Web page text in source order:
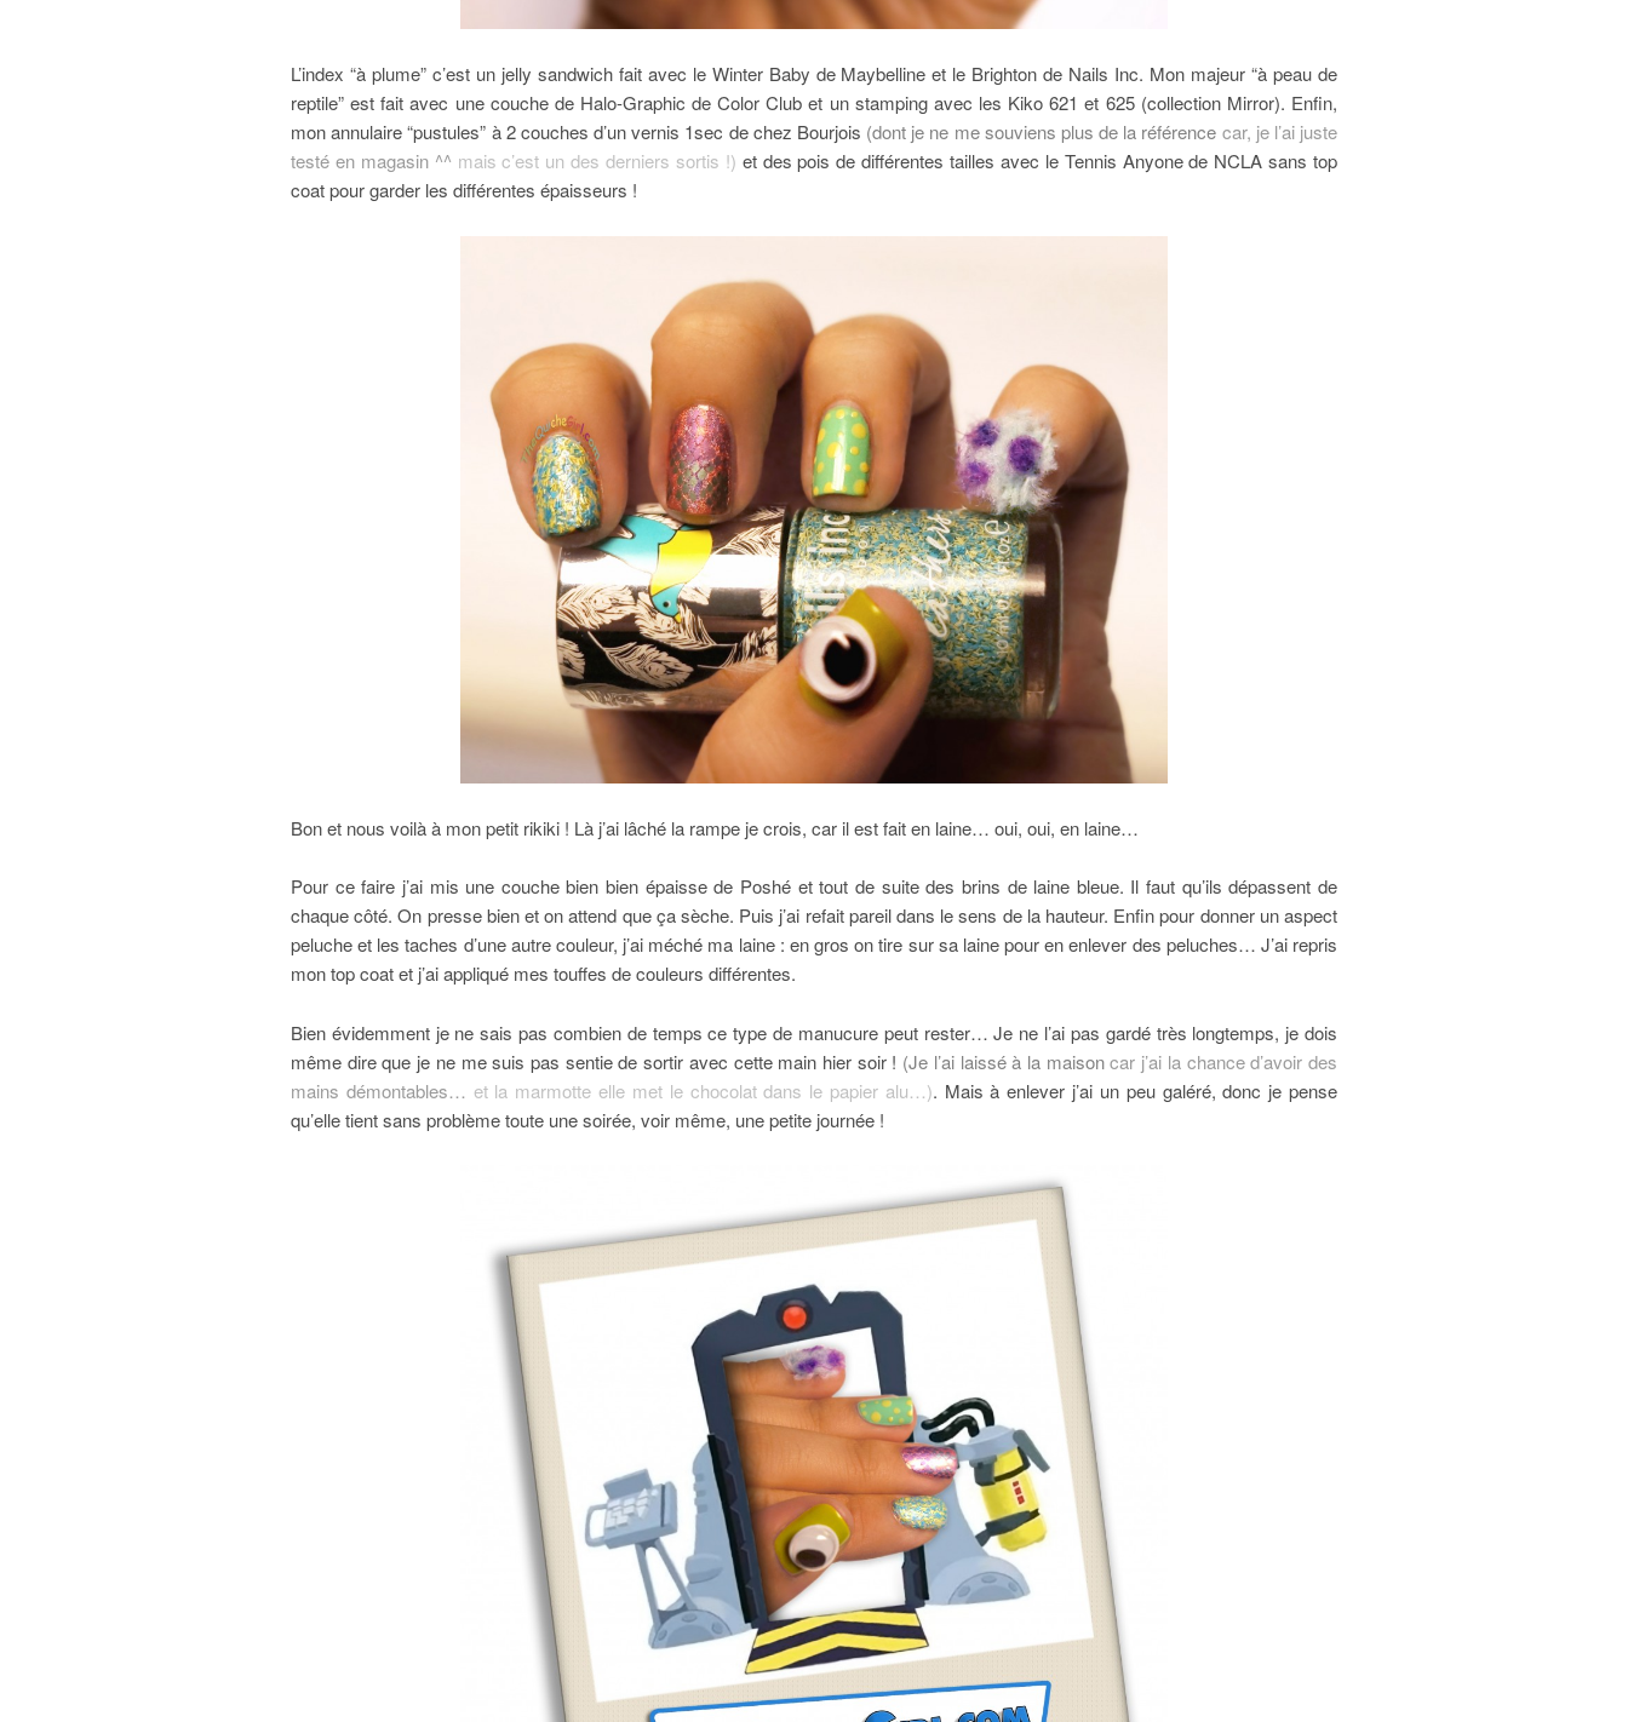
L’index “à plume” c’est un jelly sandwich fait avec le Winter Baby de Maybelline et le Brighton de Nails Inc. Mon majeur “à peau de
reptile” est fait avec une couche de Halo-Graphic de Color Club et un stamping avec les Kiko 621 et 625 (collection Mirror). Enfin,
mon annulaire “pustules” à 2 couches d’un vernis 1sec de chez Bourjois (dont je ne me souviens plus de la référence car, je l’ai juste
testé en magasin ^^ mais c’est un des derniers sortis !) et des pois de différentes tailles avec le Tennis Anyone de NCLA sans top
coat pour garder les différentes épaisseurs !
Bon et nous voilà à mon petit rikiki ! Là j’ai lâché la rampe je crois, car il est fait en laine… oui, oui, en laine…
Pour ce faire j’ai mis une couche bien bien épaisse de Poshé et tout de suite des brins de laine bleue. Il faut qu’ils dépassent de
chaque côté. On presse bien et on attend que ça sèche. Puis j’ai refait pareil dans le sens de la hauteur. Enfin pour donner un aspect
peluche et les taches d’une autre couleur, j’ai méché ma laine : en gros on tire sur sa laine pour en enlever des peluches… J’ai repris
mon top coat et j’ai appliqué mes touffes de couleurs différentes.
Bien évidemment je ne sais pas combien de temps ce type de manucure peut rester… Je ne l’ai pas gardé très longtemps, je dois
même dire que je ne me suis pas sentie de sortir avec cette main hier soir ! (Je l’ai laissé à la maisoncar j’ai la chance d’avoir des
mains démontables… et la marmotte elle met le chocolat dans le papier alu…). Mais à enlever j’ai un peu galéré, donc je pense
qu’elle tient sans problème toute une soirée, voir même, une petite journée !